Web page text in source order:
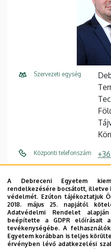
Szervezeti egység
Központi telefonszám
Cím
Épület
Emelet, ajtó 2.
A Debreceni Egyetem
rendelkezésére bocsátott, illetve
védelmét. Ezúton tájékoztatjuk
2018. május 25. napjától
Adatvédelmi Rendelet
beépítette a GDPR előírásait
tevékenységébe. A
Egyetem korábban is teljes
érvényben lévő adatkezelési